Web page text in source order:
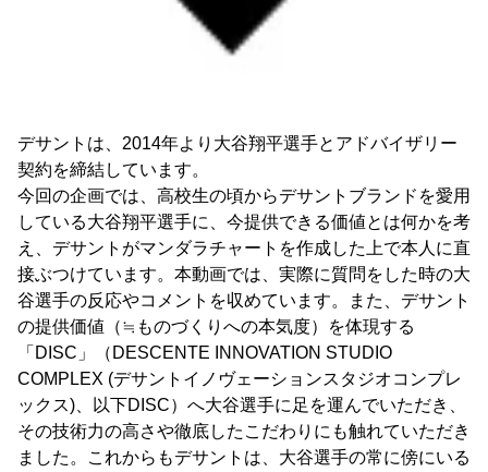
デサントは、2014年より大谷翔平選手とアドバイザリー
契約を締結しています。
今回の企画では、高校生の頃からデサントブランドを愛用
している大谷翔平選手に、今提供できる価値とは何かを考
え、デサントがマンダラチャートを作成した上で本人に直
接ぶつけています。本動画では、実際に質問をした時の大
谷選手の反応やコメントを収めています。また、デサント
の提供価値（≒ものづくりへの本気度）を体現する
「DISC」（DESCENTE INNOVATION STUDIO
COMPLEX (デサントイノヴェーションスタジオコンプレ
ックス)、以下DISC）へ大谷選手に足を運んでいただき、
その技術力の高さや徹底したこだわりにも触れていただき
ました。これからもデサントは、大谷選手の常に傍にいる